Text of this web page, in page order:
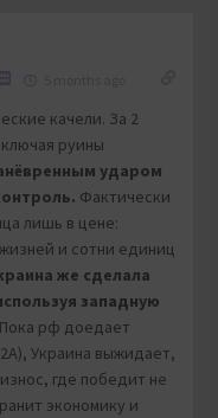
качели. За 2
руины
ударом
Фактически
лишь в цене:
и сотни единиц
же сделала
западную
Пока рф доедает
Украина выжидает,
где победит не
экономику и